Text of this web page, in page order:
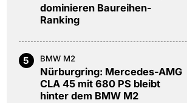
dominieren Baureihen-
Ranking
5 BMW M2
Nürburgring: Mercedes-AMG
CLA 45 mit 680 PS bleibt
hinter dem BMW M2